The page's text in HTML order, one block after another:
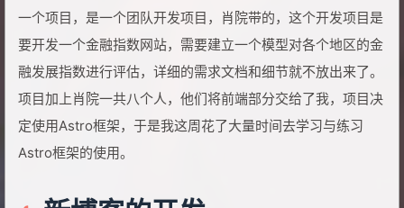
一个项目，是一个团队开发项目，肖院带的，这个开发项目是
要开发一个金融指数网站，需要建立一个模型对各个地区的金
融发展指数进行评估，详细的需求文档和细节就不放出来了。
项目加上肖院一共八个人，他们将前端部分交给了我，项目决
定使用Astro框架，于是我这周花了大量时间去学习与练习
Astro框架的使用。